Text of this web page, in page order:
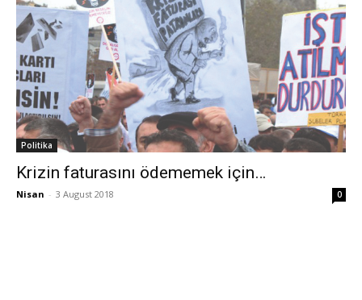
Politika
Krizin faturasını ödememek için…
Nisan - 3 August 2018 0